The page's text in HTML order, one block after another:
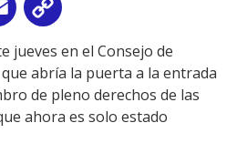
Email
Link
jueves en el Consejo de
abría la puerta a la entrada
de pleno derechos de las
ahora es solo estado